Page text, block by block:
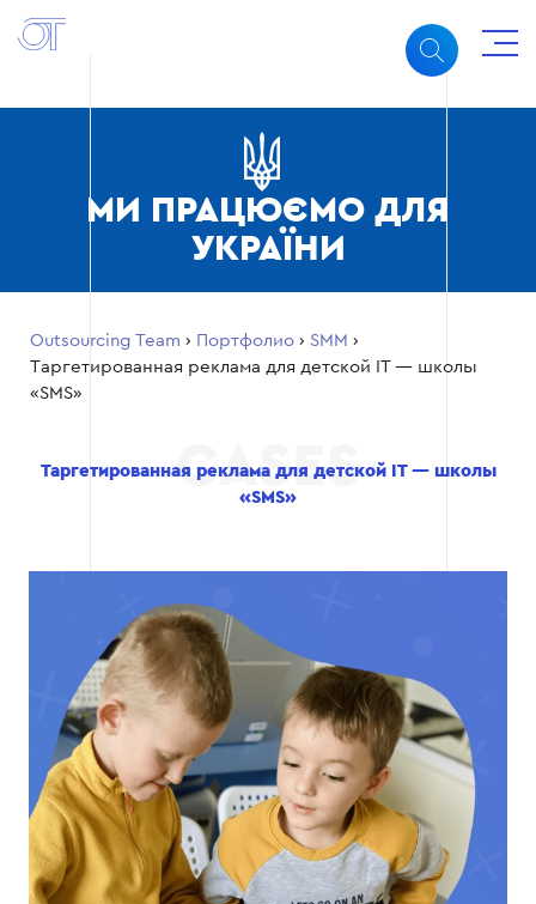
МИ ПРАЦЮЄМО ДЛЯ
УКРАЇНИ
Outsourcing Team › Портфолио › SMM ›
Таргетированная реклама для детской IT — школы
«SMS»
Таргетированная реклама для детской IT — школы
«SMS»